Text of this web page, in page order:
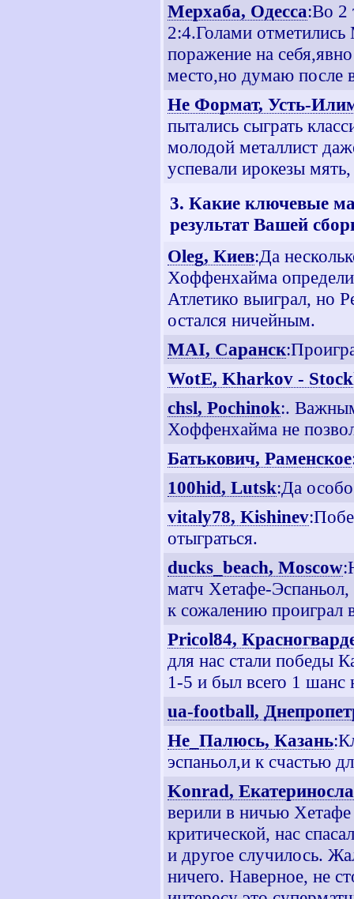
Мерхаба, Одесса:Во 2
2:4.Голами
поражение на
место,но думаю после
Не Формат, Усть-
пытались сыграть
молодой металлист
успевали ирокезы
3. Какие ключевые
результат Вашей
Oleg, Киев:Да
Хоффенхайма
Атлетико выиграл, но
остался ничейным.
MAI, Саранск
WotE, Kharkov -
chsl, Pochinok:.
Хоффенхайма не
Батькович, Раменское
100hid, Lutsk:Да
vitaly78, Kishinev
отыграться.
ducks_beach, Moscow
матч Хетафе-
к сожалению проиграл
Pricol84,
для нас стали победы
1-5 и был всего 1 шанс
ua-football,
Не_Палюсь, Казань
эспаньол,и к счастью
Konrad,
верили в ничью
критической, нас
и другое случилось.
ничего. Наверное, не